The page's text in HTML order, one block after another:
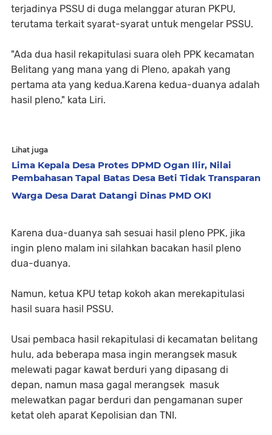
terjadinya PSSU di duga melanggar aturan PKPU,
terutama terkait syarat-syarat untuk mengelar PSSU.
"Ada dua hasil rekapitulasi suara oleh PPK kecamatan
Belitang yang mana yang di Pleno, apakah yang
pertama ata yang kedua.Karena kedua-duanya adalah
hasil pleno," kata Liri.
Lihat juga
Lima Kepala Desa Protes DPMD Ogan Ilir, Nilai
Pembahasan Tapal Batas Desa Beti Tidak Transparan
Warga Desa Darat Datangi Dinas PMD OKI
Karena dua-duanya sah sesuai hasil pleno PPK, jika
ingin pleno malam ini silahkan bacakan hasil pleno
dua-duanya.
Namun, ketua KPU tetap kokoh akan merekapitulasi
hasil suara hasil PSSU.
Usai pembaca hasil rekapitulasi di kecamatan belitang
hulu, ada beberapa masa ingin merangsek masuk
melewati pagar kawat berduri yang dipasang di
depan, namun masa gagal merangsek masuk
melewatkan pagar berduri dan pengamanan super
ketat oleh aparat Kepolisian dan TNI.